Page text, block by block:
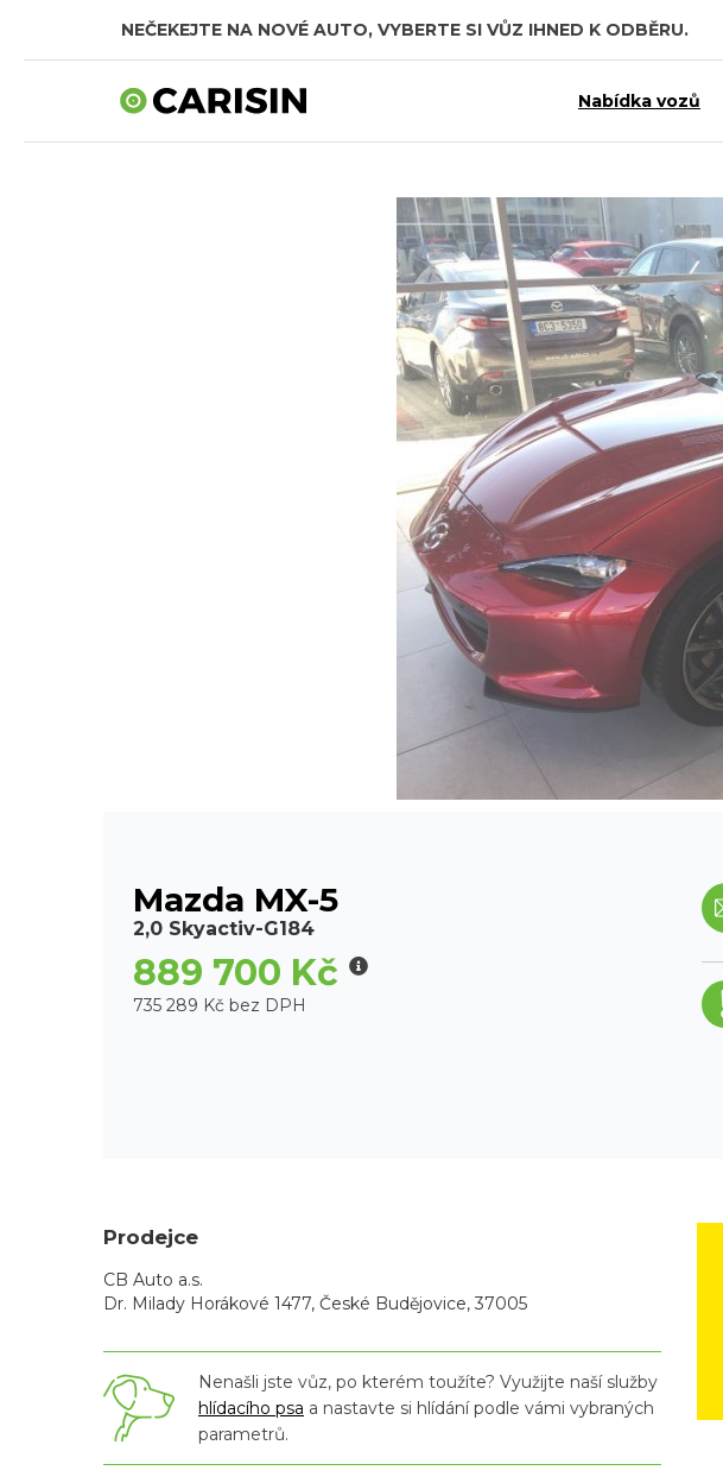
NEČEKEJTE NA NOVÉ AUTO, VYBERTE SI VŮZ IHNED K ODBĚRU.
SKLADOVÁ AUTA V CELKOVÉ HODNOTĚ TÉMĚŘ 7,5 MILIARDY KČ.
Nabídka vozů
Mazda MX-5
2,0 Skyactiv-G184
889 700 Kč
735 289 Kč bez DPH
Prodejce
CB Auto a.s.
Dr. Milady Horákové 1477, České Budějovice, 37005
Nenašli jste vůz, po kterém toužíte? Využijte naší služby
hlídacího psa a nastavte si hlídání podle vámi vybraných
parametrů.